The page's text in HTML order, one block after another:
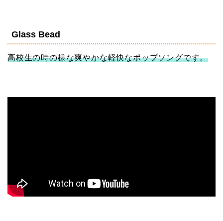
Glass Bead
高校生の時の様な爽やかな軽快なポップソングです。